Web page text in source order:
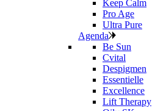
Keep Calm
Pro Age
Ultra Pure
Agenda
Be Sun
Cvital
Despigmen
Essentielle
Excellence
Lift Therapy